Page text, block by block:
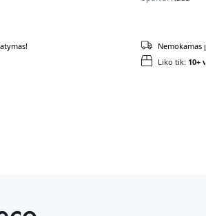
Liko tik: 10+
Nemokamas